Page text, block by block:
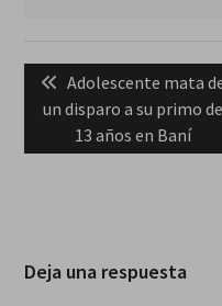
Navegación
de
entradas
Previous
post:
Adolescente mata
un disparo a su primo de
13 años en Baní
Deja una respuesta